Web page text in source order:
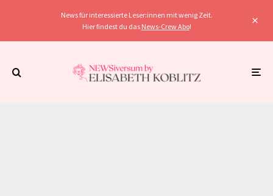
News für interessierte Leser:innen mit wenig Zeit.
Hier findest du das News-Crew Abo!